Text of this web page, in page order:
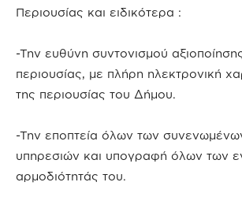
Περιουσίας και ειδικότερα :
-Την ευθύνη συντονισμού
περιουσίας, με πλήρη ηλεκτρονική
της περιουσίας του Δήμου.
-Την εποπτεία όλων των
υπηρεσιών και υπογραφή όλων των
αρμοδιότητάς του.